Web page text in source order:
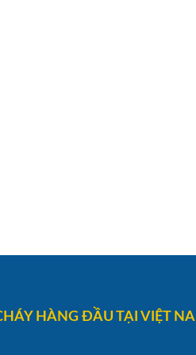
HÀNG ĐẦU TẠI VIỆT